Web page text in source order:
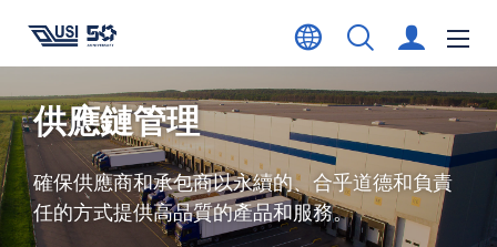
供應鏈管理
確保供應商和承包商以永續的、合乎道德和負責
任的方式提供高品質的產品和服務。